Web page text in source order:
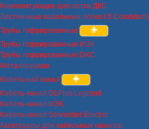
Комплектующие для лотка ДКС
Лестничные кабельные лотки L5 Combitech
Трубы гофрированные
Трубы гофрированные ИЭК
Трубы гофрированные DKC
Металлорукав
Кабельный канал
Кабель-канал DLPlus Legrand
Кабель-канал ИЭК
Кабель-канал Schneider Electric
Аксессуары для кабельных каналов